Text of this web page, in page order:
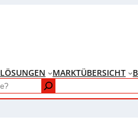
LÖSUNGEN MARKTÜBERSICHT